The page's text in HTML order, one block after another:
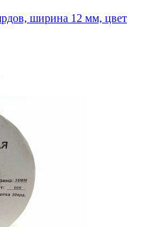
ширина 12 мм, цвет